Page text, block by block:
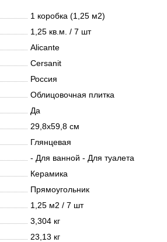
1 коробка (1,25 м2)
1,25 кв.м. / 7 шт
Alicante
Cersanit
Россия
Облицовочная плитка
Да
29,8х59,8 см
Глянцевая
- Для ванной - Для туалета
Керамика
Прямоугольник
1,25 м2 / 7 шт
3,304 кг
23,13 кг